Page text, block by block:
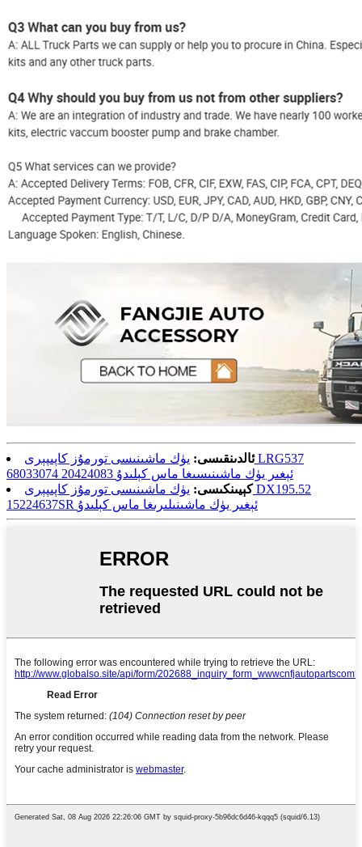
ئالدىنقىسى: يۈك ماشىنىسى تورمۇز كاپىپېرى LRG537
68033074 20424083 ئېغىر يۈك ماشىنىسىغا ماس كېلىدۇ
كېيىنكىسى: يۈك ماشىنىسى تورمۇز كاپىپېرى DX195.52
15224637SR ئېغىر يۈك ماشىنىلىرىغا ماس كېلىدۇ